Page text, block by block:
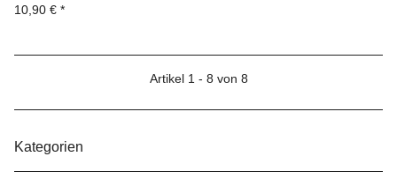
10,90 € *
Artikel 1 - 8 von 8
Kategorien